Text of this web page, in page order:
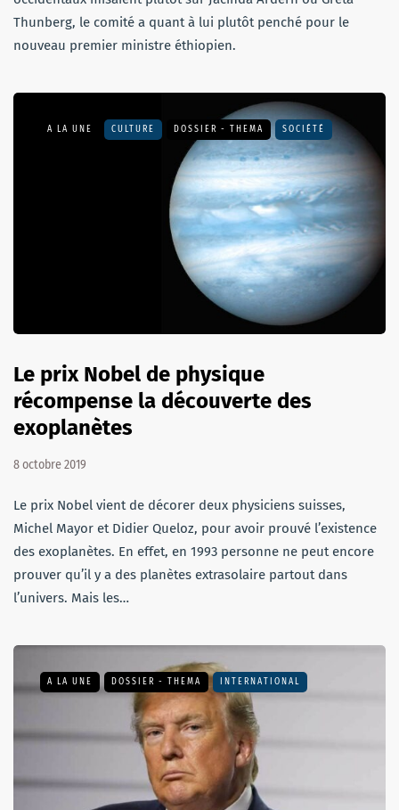
Thunberg, le comité a quant à lui plutôt penché pour le
nouveau premier ministre éthiopien.
A LA UNE CULTURE DOSSIER - THEMA SOCIÉTÉ
Le prix Nobel de physique
récompense la découverte des
exoplanètes
8 octobre 2019
Le prix Nobel vient de décorer deux physiciens suisses,
Michel Mayor et Didier Queloz, pour avoir prouvé l’existence
des exoplanètes. En effet, en 1993 personne ne peut encore
prouver qu’il y a des planètes extrasolaire partout dans
l’univers. Mais les…
A LA UNE DOSSIER - THEMA INTERNATIONAL